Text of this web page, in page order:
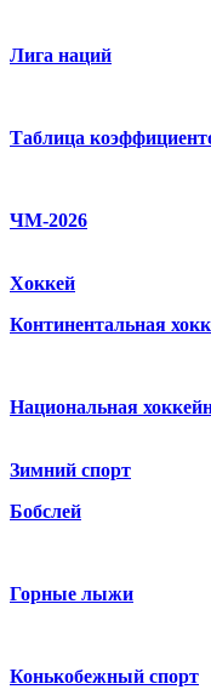
Лига наций
Таблица
ЧМ-2026
Хоккей
Континентальная
Национальная
Зимний спорт
Бобслей
Горные лыжи
Конькобежный спорт